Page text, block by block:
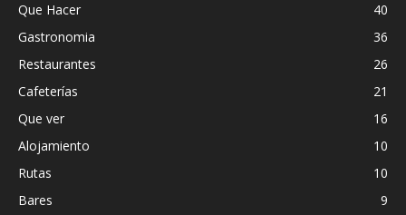
Que Hacer
40
Gastronomia
36
Restaurantes
26
Cafeterías
21
Que ver
16
Alojamiento
10
Rutas
10
Bares
9